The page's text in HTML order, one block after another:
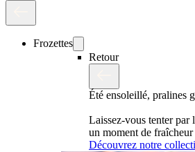
Frozettes
Retour
Été ensoleillé, pralines
Laissez-vous tenter par
un moment de
Découvrez notre